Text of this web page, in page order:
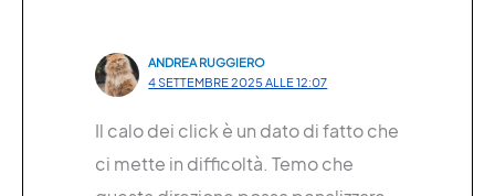
ANDREA RUGGIERO
4 SETTEMBRE 2025 ALLE 12:07
Il calo dei click è un dato di fatto che
ci mette in difficoltà. Temo che